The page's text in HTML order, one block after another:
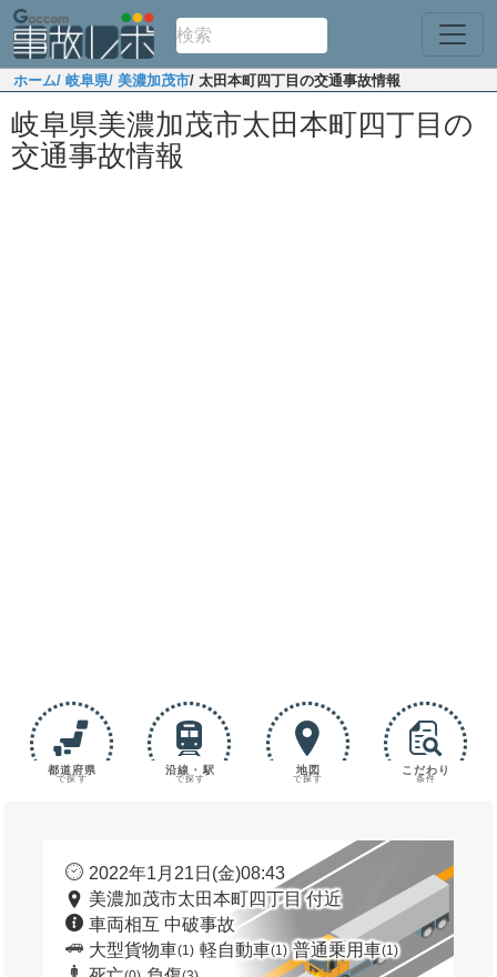
ホーム/ 岐阜県/ 美濃加茂市/ 太田本町四丁目の交通事故情報
岐阜県美濃加茂市太田本町四丁目の
交通事故情報
都道府県
で探す
沿線・駅
で探す
地図
で探す
こだわり
条件
2022年1月21日(金)08:43
美濃加茂市太田本町四丁目 付近
車両相互 中破事故
大型貨物車(1) 軽自動車(1) 普通乗用車(1)